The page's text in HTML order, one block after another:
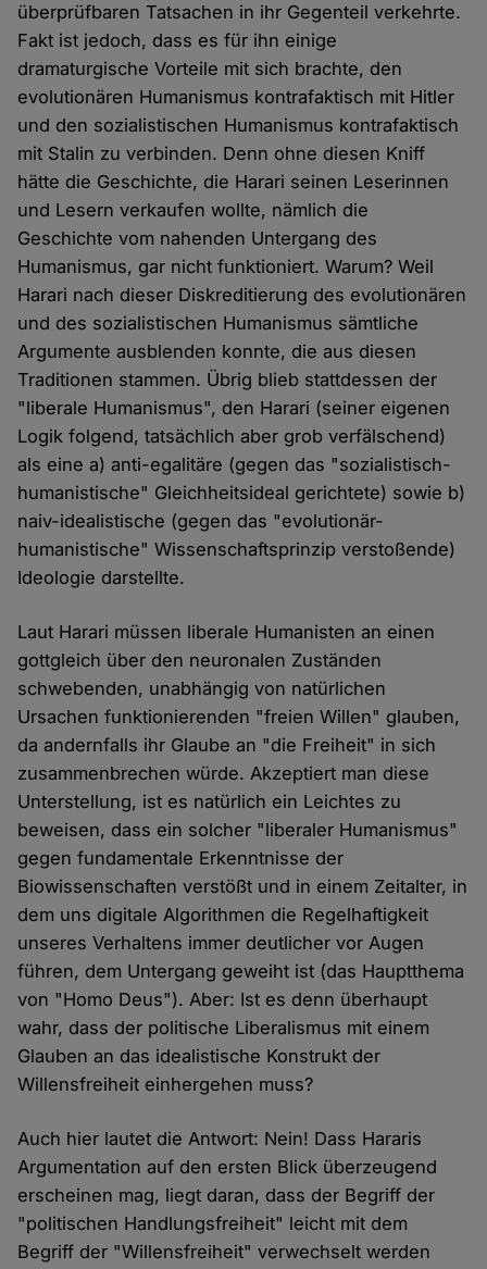
überprüfbaren Tatsachen in ihr Gegenteil verkehrte.
Fakt ist jedoch, dass es für ihn einige
dramaturgische Vorteile mit sich brachte, den
evolutionären Humanismus kontrafaktisch mit Hitler
und den sozialistischen Humanismus kontrafaktisch
mit Stalin zu verbinden. Denn ohne diesen Kniff
hätte die Geschichte, die Harari seinen Leserinnen
und Lesern verkaufen wollte, nämlich die
Geschichte vom nahenden Untergang des
Humanismus, gar nicht funktioniert. Warum? Weil
Harari nach dieser Diskreditierung des evolutionären
und des sozialistischen Humanismus sämtliche
Argumente ausblenden konnte, die aus diesen
Traditionen stammen. Übrig blieb stattdessen der
"liberale Humanismus", den Harari (seiner eigenen
Logik folgend, tatsächlich aber grob verfälschend)
als eine a) anti-egalitäre (gegen das "sozialistisch-
humanistische" Gleichheitsideal gerichtete) sowie b)
naiv-idealistische (gegen das "evolutionär-
humanistische" Wissenschaftsprinzip verstoßende)
Ideologie darstellte.
Laut Harari müssen liberale Humanisten an einen
gottgleich über den neuronalen Zuständen
schwebenden, unabhängig von natürlichen
Ursachen funktionierenden "freien Willen" glauben,
da andernfalls ihr Glaube an "die Freiheit" in sich
zusammenbrechen würde. Akzeptiert man diese
Unterstellung, ist es natürlich ein Leichtes zu
beweisen, dass ein solcher "liberaler Humanismus"
gegen fundamentale Erkenntnisse der
Biowissenschaften verstößt und in einem Zeitalter, in
dem uns digitale Algorithmen die Regelhaftigkeit
unseres Verhaltens immer deutlicher vor Augen
führen, dem Untergang geweiht ist (das Hauptthema
von "Homo Deus"). Aber: Ist es denn überhaupt
wahr, dass der politische Liberalismus mit einem
Glauben an das idealistische Konstrukt der
Willensfreiheit einhergehen muss?
Auch hier lautet die Antwort: Nein! Dass Hararis
Argumentation auf den ersten Blick überzeugend
erscheinen mag, liegt daran, dass der Begriff der
"politischen Handlungsfreiheit" leicht mit dem
Begriff der "Willensfreiheit" verwechselt werden